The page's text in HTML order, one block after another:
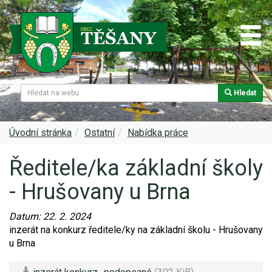
Hledat
Úvodní stránka Ostatní Nabídka práce
Ředitele/ka základní školy
- Hrušovany u Brna
Datum: 22. 2. 2024
inzerát na konkurz ředitele/ky na základní školu - Hrušovany
u Brna
Naše obec
Z historie
Památky v Těšanech
Zajímavosti v obci
Znak a prapor obce
Úřední deska
Samospráva
Dokumenty obce
Projekty
Matrika
Spolky a sdružení
Kultura
Obecní knihovna
Srub
Sport
Škola
Farnost
Služby, firmy
Zdravotní služby
Foto, video